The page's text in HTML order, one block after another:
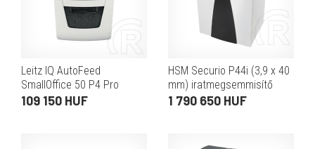
Leitz IQ AutoFeed
SmallOffice 50 P4 Pro
iratmegsemmisítő (konfetti
109 150 HUF
HSM Securio P44i (3,9 x 40
mm) iratmegsemmisítő
1 790 650 HUF